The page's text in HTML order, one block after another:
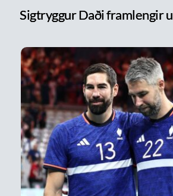
Sigtryggur Daði framlengir